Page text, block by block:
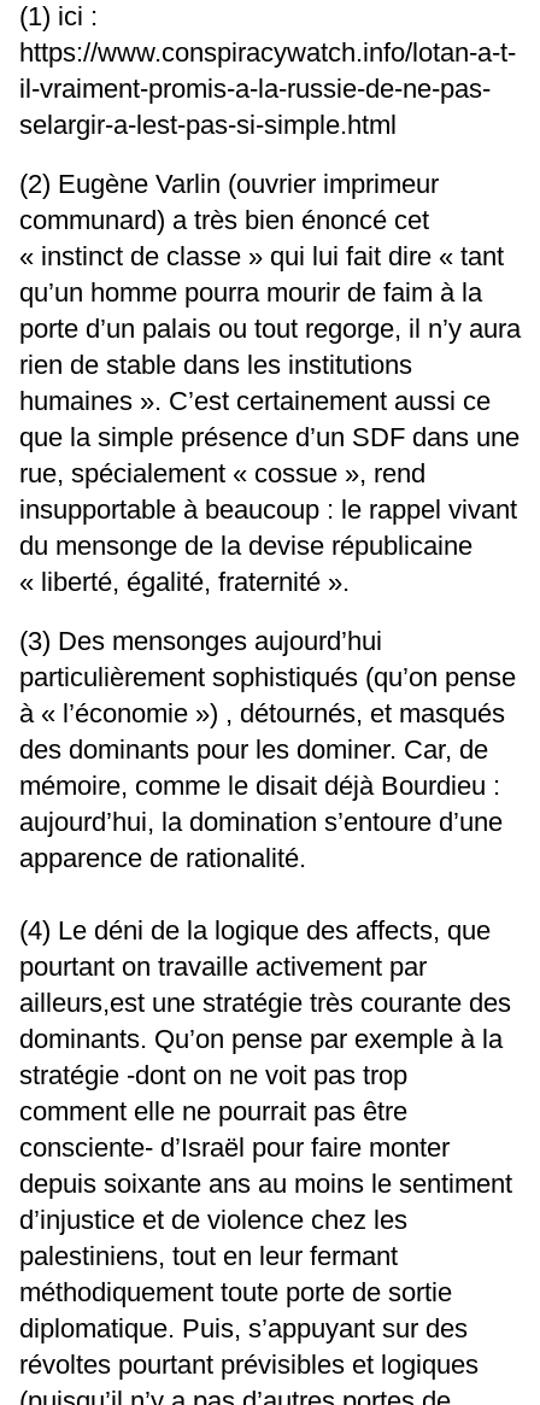
(1) ici :
https://www.conspiracywatch.info/lotan-a-t-
il-vraiment-promis-a-la-russie-de-ne-pas-
selargir-a-lest-pas-si-simple.html
(2) Eugène Varlin (ouvrier imprimeur
communard) a très bien énoncé cet
« instinct de classe » qui lui fait dire « tant
qu’un homme pourra mourir de faim à la
porte d’un palais ou tout regorge, il n’y aura
rien de stable dans les institutions
humaines ». C’est certainement aussi ce
que la simple présence d’un SDF dans une
rue, spécialement « cossue », rend
insupportable à beaucoup : le rappel vivant
du mensonge de la devise républicaine
« liberté, égalité, fraternité ».
(3) Des mensonges aujourd’hui
particulièrement sophistiqués (qu’on pense
à « l’économie ») , détournés, et masqués
des dominants pour les dominer. Car, de
mémoire, comme le disait déjà Bourdieu :
aujourd’hui, la domination s’entoure d’une
apparence de rationalité.
(4) Le déni de la logique des affects, que
pourtant on travaille activement par
ailleurs,est une stratégie très courante des
dominants. Qu’on pense par exemple à la
stratégie -dont on ne voit pas trop
comment elle ne pourrait pas être
consciente- d’Israël pour faire monter
depuis soixante ans au moins le sentiment
d’injustice et de violence chez les
palestiniens, tout en leur fermant
méthodiquement toute porte de sortie
diplomatique. Puis, s’appuyant sur des
révoltes pourtant prévisibles et logiques